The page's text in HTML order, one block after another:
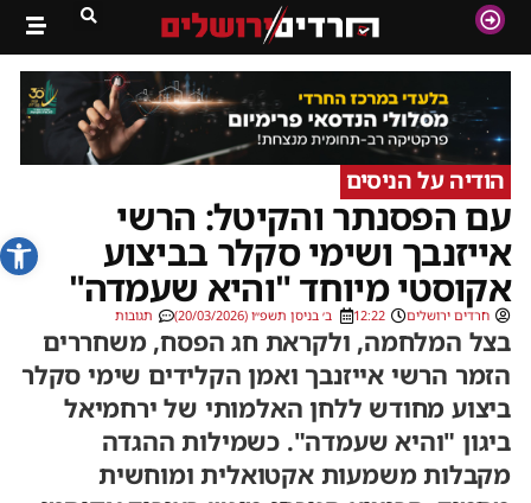
פתח
הודיה על הניסים
עם הפסנתר והקיטל: הרשי
אייזנבך ושימי סקלר בביצוע
אקוסטי מיוחד "והיא שעמדה"
חרדים ירושלים 12:22 ב׳ בניסן תשפ״ו (20/03/2026) תגובות
בצל המלחמה, ולקראת חג הפסח, משחררים
הזמר הרשי אייזנבך ואמן הקלידים שימי סקלר
ביצוע מחודש ללחן האלמותי של ירחמיאל
ביגון "והיא שעמדה". כשמילות ההגדה
מקבלות משמעות אקטואלית ומוחשית